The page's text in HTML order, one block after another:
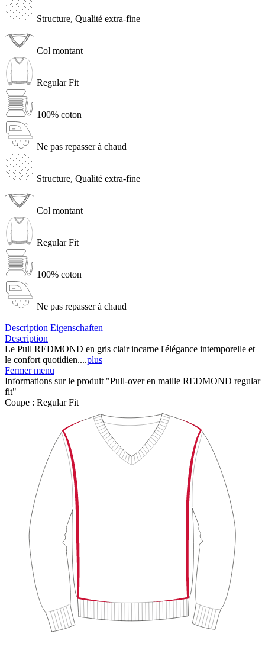
Structure, Qualité extra-fine
Col montant
Regular Fit
100% coton
Ne pas repasser à chaud
Structure, Qualité extra-fine
Col montant
Regular Fit
100% coton
Ne pas repasser à chaud
Description Eigenschaften
Description
Le Pull REDMOND en gris clair incarne l'élégance intemporelle et
le confort quotidien....plus
Fermer menu
Informations sur le produit "Pull-over en maille REDMOND regular
fit"
Coupe : Regular Fit